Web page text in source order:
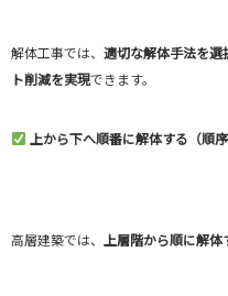
解体工事では、 適切な解体手法を選
ト削減を実現できます。
上から下へ順番に解体する（順序
高層建築では、 上層階から順に解